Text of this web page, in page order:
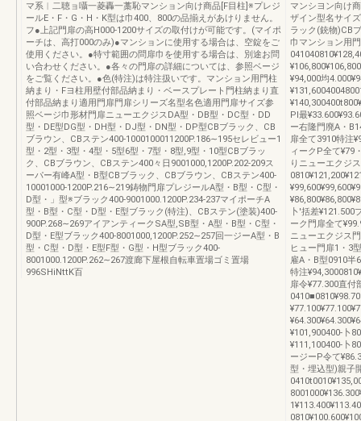
マ系︱二聴ョ囁一菱轟一藁恥マンション向け商品[F目柱]※プレジ
ールE・F・G・H・K型は巾400、800の品揃えがあけりません。
フ●上記門扉の高H000‐1200サイズの取付けが可能です。(マイポ
ーチは、高打000のみ)●マンションに使用する場合は、空錠をご
使用ください。●特寸範囲の問扉巾を使用する場合は、別途お問
い合わせください。●各々の門扉の詳細については、参照ベージ
をご覧ください。●色(特注)は特注扱いです。マンション用門柱
納まり・Fヨ柱用壁付部品納まり・ベースプレート門柱納まり直
付部品納まり適用門扉門扉シリーズ名型名色適用門扉サイズ参
照ベージ巾形材門扉ニューエクジスDA型・DB型・DC型・DD
型・DE型DG型・DH型・DJ型・DN型・DP型CBブラック、CB
ブラウン、CBステン400-1000100011200P.186∼195セレビュー1
型・2型・3型・4型・5型6型・7型・8型,9型・10型CBブラッ
ク、CBブラウン、CBステン400々日9001000,1200P.202-209ス
ーパー有峰A型・B型CBブラック、CBブラウン、CBステン400-
10001000‐1200P.216∼219鋳物門扉プレジールA型・B型・C型・
D型・」型※ブラック400-9001000.1200P.234-237マイポーチA
型・B型・C型・D型・E型ブラック(特注)、CBステン(塗装)400-
900P.268∼269アイアンティークSA型,SB型・A型・B型・C型・
D型・E型ブラック400-8001000,1200P.252∼257回一ジーA型・B
型・C型・D型・E型F型・G型・H型ブラック400-
8001000.1200P.262∼267渡廊下屋根自転車置場ゴミ置場
996SHiNttK百
マンシヨン向け
ザイン型名サイ
ラック(銃物)CB
巾マンション用
¥94,000均
Pl最
ー右隆門廃A・
扉全て3910特注
ィークP全て¥79
りニューエクジ
卜'括差¥121.500
ーク門扉全て
ニューエクジス
ヒュー門扉1・3
雇A・B型0910半
特注
扉令¥77.300直付
¥101,900400-卜
¥111,100400-卜
ージーP令て
型・埋込型)親子